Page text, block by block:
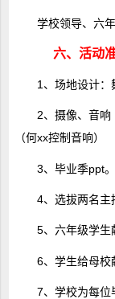
学校领导、六
六、活动准
1、场地设计：
2、摄像、音响
（何xx控制音响）
3、毕业季ppt
4、选拔两名主
5、六年级学生
6、学生给母校
7、学校为每位